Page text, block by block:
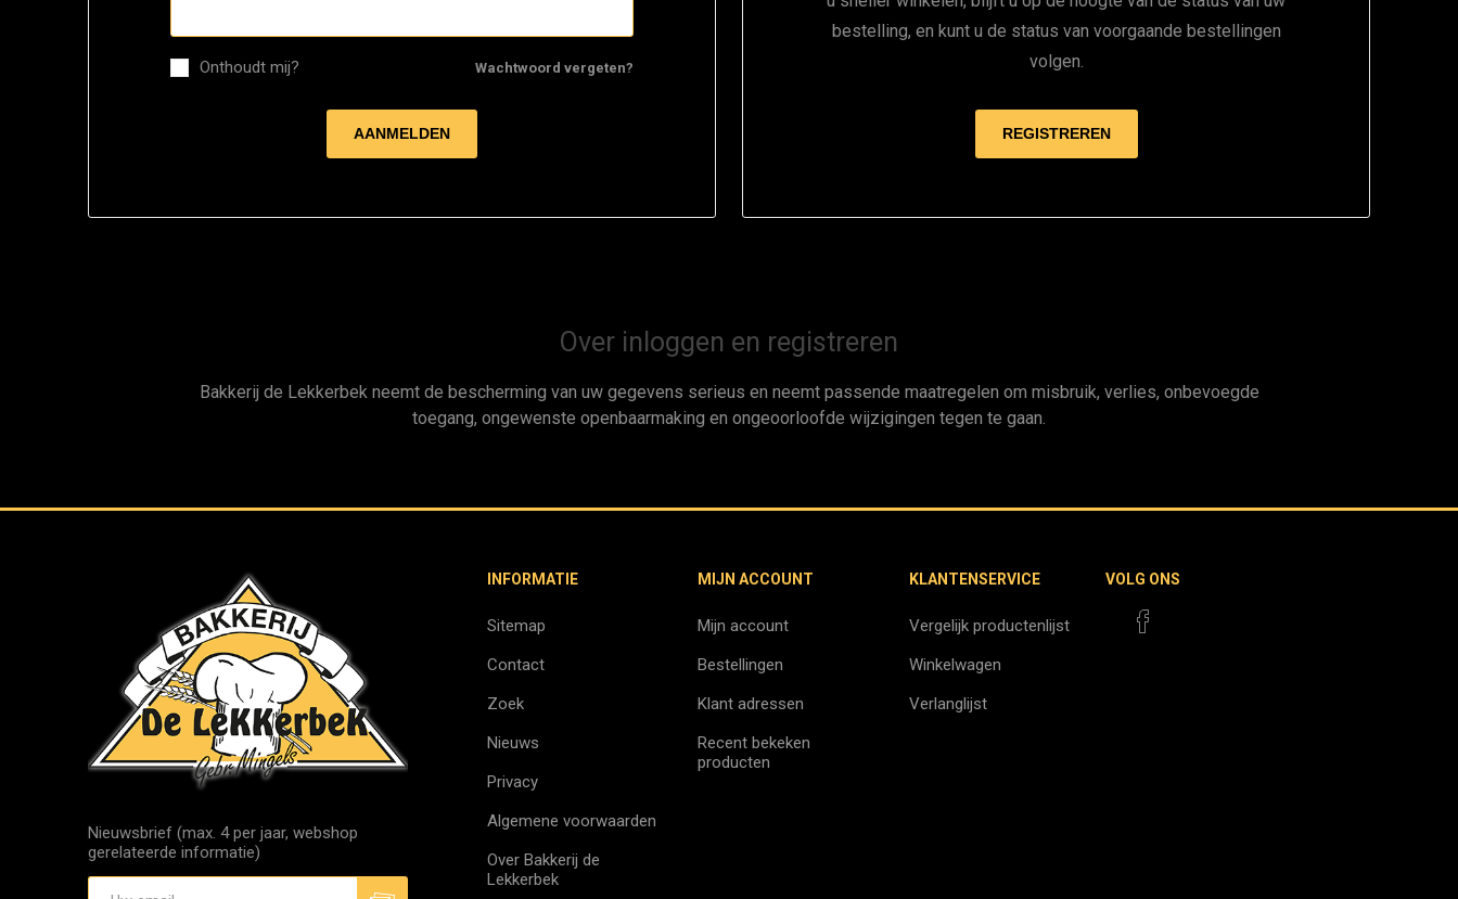
bestelling, en kunt u de status van voorgaande bestellingen
volgen.
Wachtwoord vergeten?
Onthoudt mij?
Over inloggen en registreren
Bakkerij de Lekkerbek neemt de bescherming van uw gegevens serieus en neemt passende maatregelen om misbruik, verlies, onbevoegde
toegang, ongewenste openbaarmaking en ongeoorloofde wijzigingen tegen te gaan.
Nieuwsbrief (max. 4 per jaar, webshop
gerelateerde informatie)
INFORMATIE
Sitemap
Contact
Zoek
Nieuws
Privacy
Algemene voorwaarden
Over Bakkerij de
Lekkerbek
MIJN ACCOUNT
Mijn account
Bestellingen
Klant adressen
Recent bekeken
producten
KLANTENSERVICE
Vergelijk productenlijst
Winkelwagen
Verlanglijst
VOLG ONS